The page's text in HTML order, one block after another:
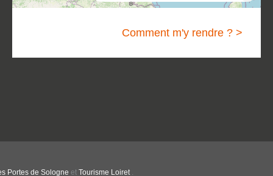
Comment m'y rendre ? >
Portes de Sologne et Tourisme Loiret.